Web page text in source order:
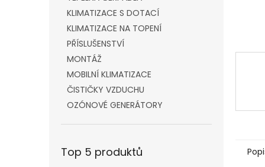
KLIMATIZACE S DOTACÍ
KLIMATIZACE NA TOPENÍ
PŘÍSLUŠENSTVÍ
MONTÁŽ
MOBILNÍ KLIMATIZACE
ČISTIČKY VZDUCHU
OZÓNOVÉ GENERÁTORY
Top 5 produktů